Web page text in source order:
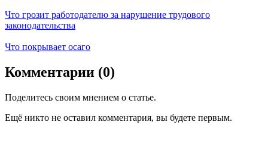
Что грозит работодателю за нарушение трудового
законодательства
Что покрывает осаго
Комментарии (0)
Поделитесь своим мнением о статье.
Ещё никто не оставил комментария, вы будете первым.